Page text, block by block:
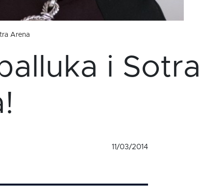
Arena
i Sotra
11/03/2014